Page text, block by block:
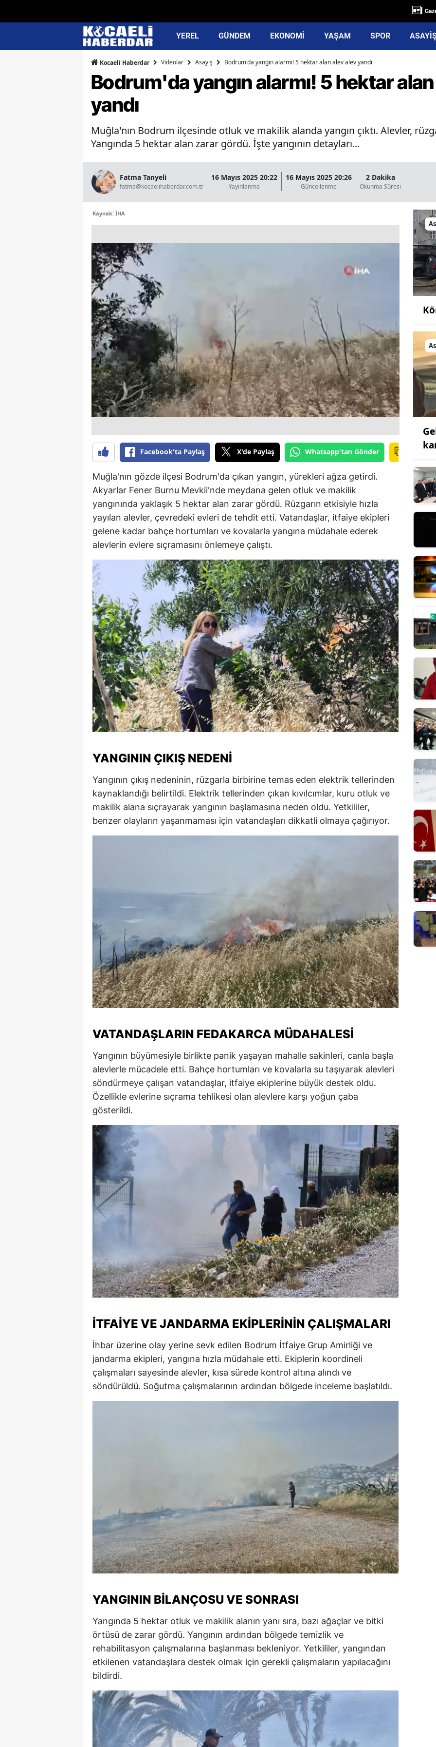
YEREL GÜNDEM EKONOMİ YAŞAM SPOR
Kocaeli Haberdar Videolar Asayiş Bodrum'da yangın alarmı! 5 hektar alan alev alev yandı
Bodrum'da yangın alarmı! 5 hektar
yandı
Muğla'nın Bodrum ilçesinde otluk ve makilik alanda yangın çıktı. Alevler,
Yangında 5 hektar alan zarar gördü. İşte yangının detayları...
Fatma Tanyeli
fatma@kocaelihaberdar.com.tr
16 Mayıs 2025 20:22
Yayınlanma
16 Mayıs 2025 20:26
Güncellenme
2 Dakika
Okunma Süresi
Kaynak: İHA
Facebook'ta Paylaş X'de Paylaş Whatsapp'tan Gönder
Muğla'nın gözde ilçesi Bodrum'da çıkan yangın, yürekleri ağza getirdi.
Akyarlar Fener Burnu Mevkii'nde meydana gelen otluk ve makilik
yangınında yaklaşık 5 hektar alan zarar gördü. Rüzgarın etkisiyle hızla
yayılan alevler, çevredeki evleri de tehdit etti. Vatandaşlar, itfaiye ekipleri
gelene kadar bahçe hortumları ve kovalarla yangına müdahale ederek
alevlerin evlere sıçramasını önlemeye çalıştı.
YANGININ ÇIKIŞ NEDENI
Yangının çıkış nedeninin, rüzgarla birbirine temas eden elektrik tellerinden
kaynaklandığı belirtildi. Elektrik tellerinden çıkan kıvılcımlar, kuru otluk ve
makilik alana sıçrayarak yangının başlamasına neden oldu. Yetkililer,
benzer olayların yaşanmaması için vatandaşları dikkatli olmaya çağırıyor.
VATANDAŞLARIN FEDAKARCA MÜDAHALESI
Yangının büyümesiyle birlikte panik yaşayan mahalle sakinleri, canla başla
alevlerle mücadele etti. Bahçe hortumları ve kovalarla su taşıyarak alevleri
söndürmeye çalışan vatandaşlar, itfaiye ekiplerine büyük destek oldu.
Özellikle evlerine sıçrama tehlikesi olan alevlere karşı yoğun çaba
gösterildi.
İTFAIYE VE JANDARMA EKIPLERININ ÇALIŞMALARI
İhbar üzerine olay yerine sevk edilen Bodrum İtfaiye Grup Amirliği ve
jandarma ekipleri, yangına hızla müdahale etti. Ekiplerin koordineli
çalışmaları sayesinde alevler, kısa sürede kontrol altına alındı ve
söndürüldü. Soğutma çalışmalarının ardından bölgede inceleme başlatıldı.
YANGININ BILANÇOSU VE SONRASI
Yangında 5 hektar otluk ve makilik alanın yanı sıra, bazı ağaçlar ve bitki
örtüsü de zarar gördü. Yangının ardından bölgede temizlik ve
rehabilitasyon çalışmalarına başlanması bekleniyor. Yetkililer, yangından
etkilenen vatandaşlara destek olmak için gerekli çalışmaların yapılacağını
bildirdi.